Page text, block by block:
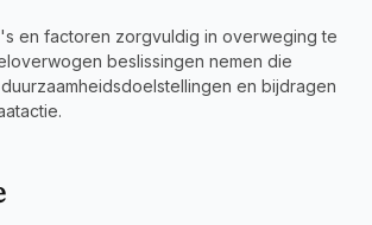
en factoren zorgvuldig in overweging te
beslissingen nemen die
en bijdragen